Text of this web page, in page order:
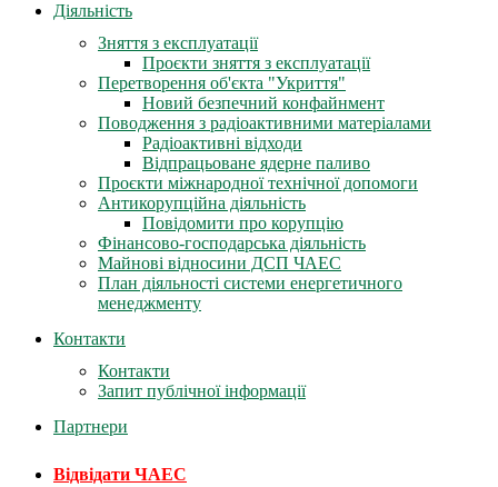
Діяльність
Зняття з експлуатації
Проєкти зняття з експлуатації
Перетворення об'єкта "Укриття"
Новий безпечний конфайнмент
Поводження з радіоактивними матеріалами
Радіоактивні відходи
Відпрацьоване ядерне паливо
Проєкти міжнародної технічної допомоги
Антикорупційна діяльність
Повідомити про корупцію
Фінансово-господарська діяльність
Майнові відносини ДСП ЧАЕС
План діяльності системи енергетичного
менеджменту
Контакти
Контакти
Запит публічної інформації
Партнери
Відвідати ЧАЕС